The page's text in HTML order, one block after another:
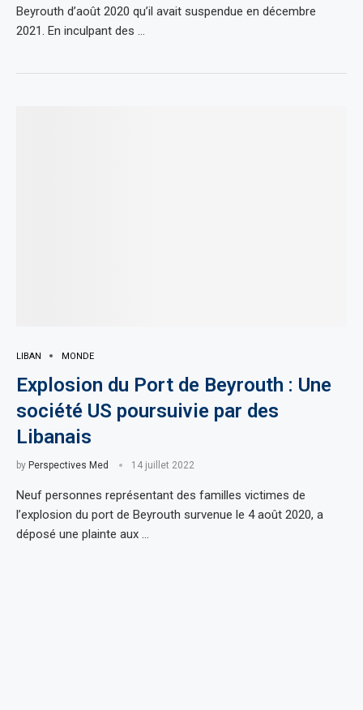
Beyrouth d’août 2020 qu’il avait suspendue en décembre
2021. En inculpant des …
LIBAN MONDE
Explosion du Port de Beyrouth : Une
société US poursuivie par des
Libanais
by Perspectives Med 14 juillet 2022
Neuf personnes représentant des familles victimes de
l’explosion du port de Beyrouth survenue le 4 août 2020, a
déposé une plainte aux …